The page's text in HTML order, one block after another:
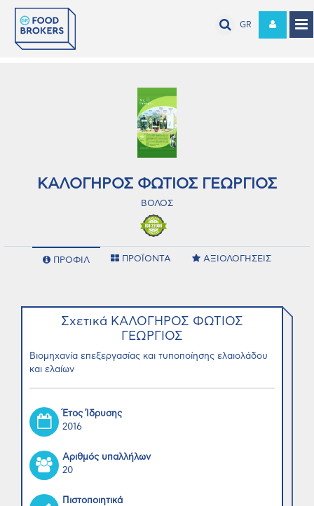
GR
ΚΑΛΟΓΗΡΟΣ ΦΩΤΙΟΣ ΓΕΩΡΓΙΟΣ
ΒΟΛΟΣ
ΠΡΟΦΙΛ ΠΡΟΪΟΝΤΑ ΑΞΙΟΛΟΓΗΣΕΙΣ
Σχετικά ΚΑΛΟΓΗΡΟΣ ΦΩΤΙΟΣ
ΓΕΩΡΓΙΟΣ
Βιομηχανία επεξεργασίας και τυποποίησης ελαιολάδου
και ελαίων
Έτος Ίδρυσης
2016
Αριθμός υπαλλήλων
20
Πιστοποιητικά